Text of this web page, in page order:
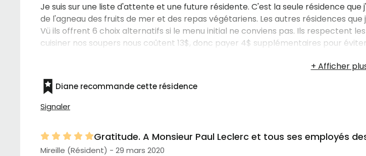
Je suis sur une liste d'attente et une future résidente. C'est la seule résidence
de l'agneau des fruits de mer et des repas végétariens. Les autres résidences
Vü ils offrent 6 choix alternatifs si le menu initial ne conviens pas. Ils respectent
cuisiner nos soupers nous coûtent 13$, donc payer 4$ supplémentaires pour
Diane recommande cette résidence
Signaler
Gratitude. A Monsieur Paul Leclerc et tous ses employés
Mireille (Résident) - 29 mars 2020